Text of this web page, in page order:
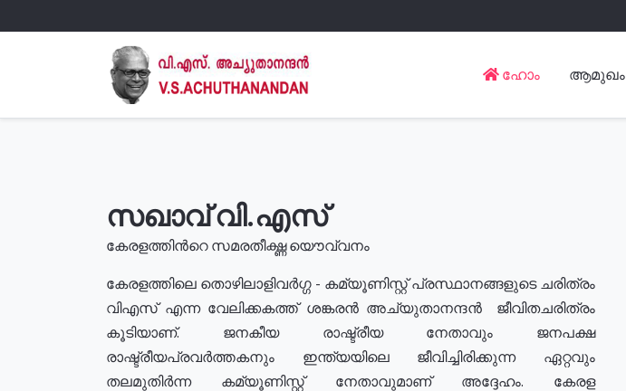
ഹോം ആമുഖം
സഖാവ് വി.എസ്
കേരളത്തിൻറെ സമരതീക്ഷ്ണ യൌവ്വനം
കേരളത്തിലെ തൊഴിലാളിവർഗ്ഗ - കമ്യൂണിസ്റ്റ് പ്രസ്ഥാനങ്ങളുടെ ചരിത്രം
വിഎസ് എന്ന വേലിക്കകത്ത് ശങ്കരൻ അച്യുതാനന്ദൻ ജീവിതചരിത്രം
കൂടിയാണ്. ജനകീയ രാഷ്ട്രീയ നേതാവും ജനപക്ഷ
രാഷ്ട്രീയപ്രവർത്തകനും ഇന്ത്യയിലെ ജീവിച്ചിരിക്കുന്ന ഏറ്റവും
തലമുതിർന്ന കമ്യൂണിസ്റ്റ് നേതാവുമാണ് അദ്ദേഹം. കേരള